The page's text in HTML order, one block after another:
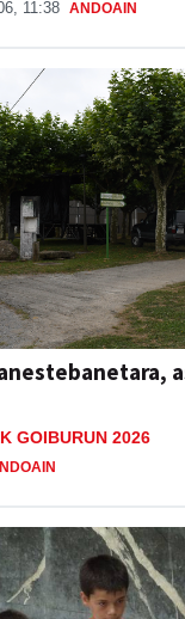
11:38 ANDOAIN
GOIBURUN 2026